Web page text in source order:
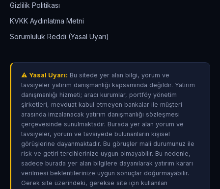
Gizlilik Politikası
KVKK Aydınlatma Metni
Sorumluluk Reddi (Yasal Uyarı)
⚠ Yasal Uyarı: Bu sitede yer alan bilgi, yorum ve
tavsiyeler yatırım danışmanlığı kapsamında değildir. Yatırım
danışmanlığı hizmeti; aracı kurumlar, portföy yönetim
şirketleri, mevduat kabul etmeyen bankalar ile müşteri
arasında imzalanacak yatırım danışmanlığı sözleşmesi
çerçevesinde sunulmaktadır. Burada yer alan yorum ve
tavsiyeler, yorum ve tavsiyede bulunanların kişisel
görüşlerine dayanmaktadır. Bu görüşler mali durumunuz ile
risk ve getiri tercihlerinize uygun olmayabilir. Bu nedenle,
sadece burada yer alan bilgilere dayanılarak yatırım kararı
verilmesi beklentilerinize uygun sonuçlar doğurmayabilir.
Gerek site üzerindeki, gerekse site için kullanılan